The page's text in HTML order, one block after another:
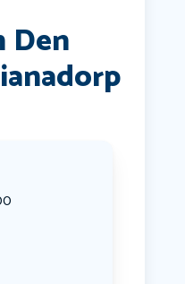
Den